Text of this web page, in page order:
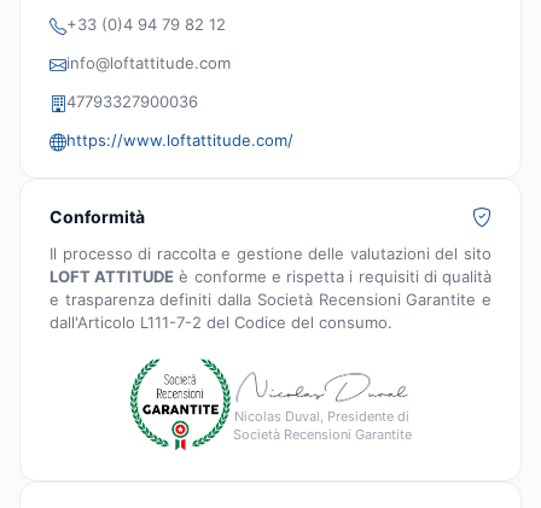
+33 (0)4 94 79 82 12
info@loftattitude.com
47793327900036
https://www.loftattitude.com/
Conformità
Il processo di raccolta e gestione delle valutazioni del sito
LOFT ATTITUDE è conforme e rispetta i requisiti di qualità
e trasparenza definiti dalla Società Recensioni Garantite e
dall'Articolo L111-7-2 del Codice del consumo.
Nicolas Duval, Presidente di
Società Recensioni Garantite